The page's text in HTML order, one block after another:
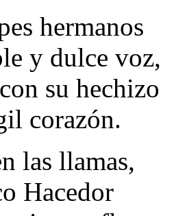
hermanos
y dulce voz,
su hechizo
corazón.
las llamas,
Hacedor